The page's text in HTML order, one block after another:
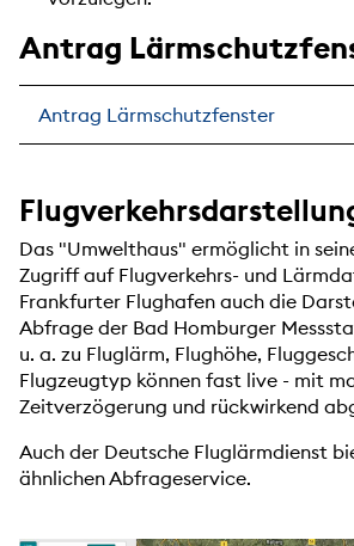
Antrag
Antrag Lärmschutzfenster
Das "Umwelthaus" ermöglicht in
Zugriff auf Flugverkehrs- und
Frankfurter Flughafen auch die
Abfrage der Bad Homburger
u. a. zu Fluglärm, Flughöhe,
Flugzeugtyp können fast live - mit
Zeitverzögerung und rückwirkend
Auch der Deutsche Fluglärmdienst
ähnlichen Abfrageservice.